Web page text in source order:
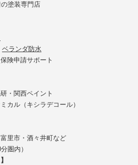
塗装専門店
ベランダ防水
険申請サポート
・関西ペイント
カル（キシラデコール）
里市・酒々井町など
圏内）